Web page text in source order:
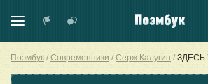
Поэмбук Современники Серж Калугин ЗДЕСЬ